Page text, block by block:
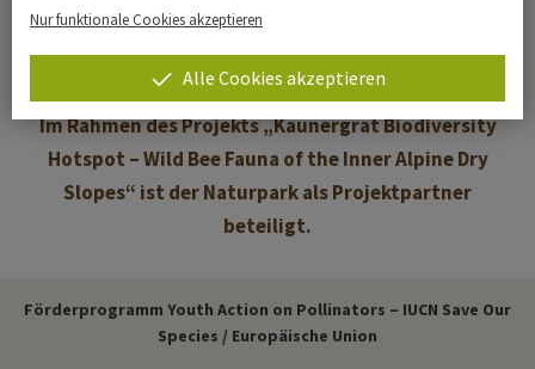
inneralpinen Trockenhänge“ (engl. Kaunergrat Biodiversity
Im Rahmen des Projekts „Kaunergrat Biodiversity
Hotspot – Wild Bee Fauna of the Inner Alpine Dry
Slopes“ ist der Naturpark als Projektpartner
beteiligt.
Förderprogramm Youth Action on Pollinators – IUCN Save Our
Species / Europäische Union
Nur funktionale Cookies akzeptieren
Alle Cookies akzeptieren